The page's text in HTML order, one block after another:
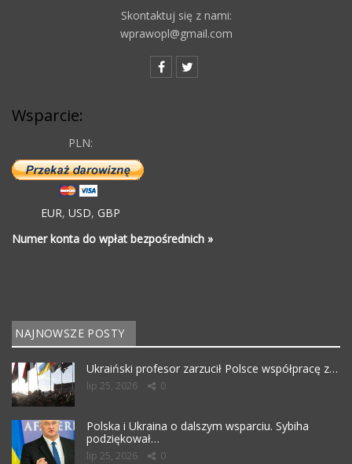
Skontaktuj się z nami:
wprawopl@gmail.com
Wsparcie:
PLN:
EUR, USD, GBP
Numer konta do wpłat bezpośrednich »
NAJNOWSZE POSTY
Ukraiński profesor zarzucił Polsce współpracę z…
lip 25, 2026 0
Polska i Ukraina o dalszym wsparciu. Sybiha
podziękował…
lip 25, 2026 0